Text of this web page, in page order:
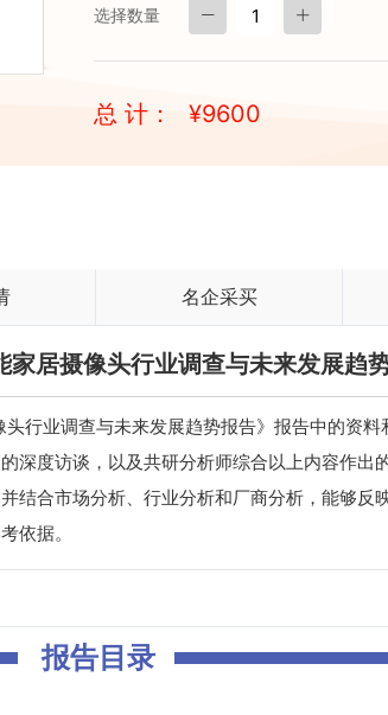
选择数量
总 计： ¥9600
名企采买
居摄像头行业调查与未来发展趋
行业调查与未来发展趋势报告》报告中的资料
深度访谈，以及共研分析师综合以上内容作出
结合市场分析、行业分析和厂商分析，能够反
依据。
报告目录